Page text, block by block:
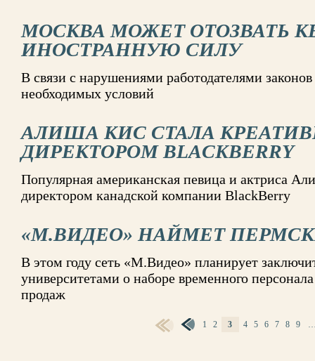
МОСКВА МОЖЕТ ОТОЗВАТЬ
ИНОСТРАННУЮ СИЛУ
В связи с нарушениями работодателями
необходимых условий
АЛИША КИС СТАЛА
ДИРЕКТОРОМ BLACKBERRY
Популярная американская певица и актриса
директором канадской компании BlackBerry
«М.ВИДЕО» НАЙМЕТ
В этом году сеть «М.Видео» планирует
университетами о наборе временного
продаж
1 2 3 4 5 6 7 8 9